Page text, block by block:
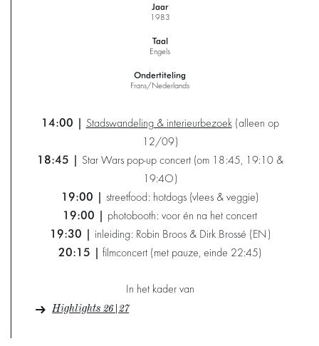
Jaar
1983
Taal
Engels
Ondertiteling
Frans/Nederlands
14:00 | Stadswandeling & interieurbezoek(alleen op
12/09)
18:45 | Star Wars pop-up concert (om 18:45, 19:10 &
19:4O)
19:00 | streetfood: hotdogs (vlees & veggie)
19:00 | photobooth: voor én na het concert
19:30 | inleiding: Robin Broos & Dirk Brossé (EN)
20:15 | filmconcert (met pauze, einde 22:45)
In het kader van
Highlights 26|27